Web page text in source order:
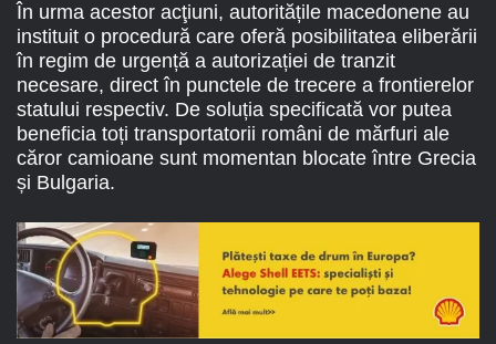
În urma acestor acţiuni, autoritățile macedonene au
instituit o procedură care oferă posibilitatea eliberării
în regim de urgență a autorizației de tranzit
necesare, direct în punctele de trecere a frontierelor
statului respectiv. De soluția specificată vor putea
beneficia toți transportatorii români de mărfuri ale
căror camioane sunt momentan blocate între Grecia
și Bulgaria.